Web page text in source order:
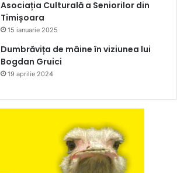
Asociația Culturală a Seniorilor din
Timișoara
15 ianuarie 2025
Dumbrăvița de mâine în viziunea lui
Bogdan Gruici
19 aprilie 2024